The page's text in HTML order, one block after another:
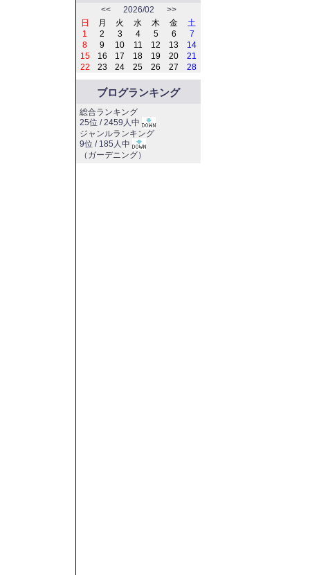
<<2026/02 >>
日
月 火 水 木 金
土
1
2 3 4 5 6
7
8
9 10 11 12 13
14
15
16 17 18 19 20
21
22
23 24 25 26 27 28
ブログランキング
総合ランキング
25位 / 2459人中
ジャンルランキング
9位 / 185人中
（ ガーデニング）